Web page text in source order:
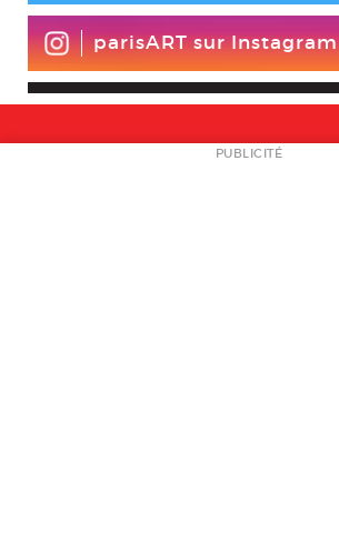
parisART sur Instagram
NEWSLETTER
PUBLICITÉ